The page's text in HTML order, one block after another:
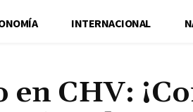
INTERNACIONAL
CHV: